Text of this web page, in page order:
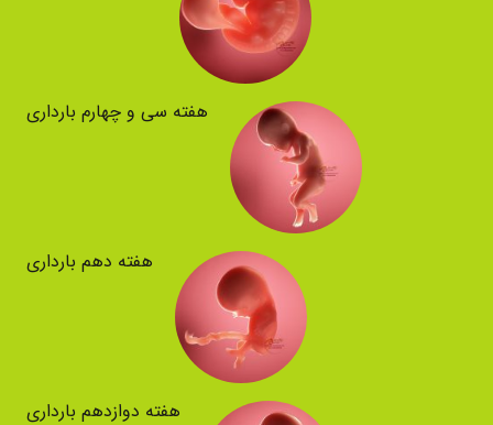
هفته سی و چهارم بارداری
هفته دهم بارداری
هفته دوازدهم بارداری